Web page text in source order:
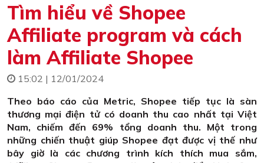
Tìm hiểu về Shopee
Affiliate program và cách
làm Affiliate Shopee
15:02 | 12/01/2024
Theo báo cáo của Metric, Shopee tiếp tục là sàn
thương mại điện tử có doanh thu cao nhất tại Việt
Nam, chiếm đến 69% tổng doanh thu. Một trong
những chiến thuật giúp Shopee đạt được vị thế như
bây giờ là các chương trình kích thích mua sắm,